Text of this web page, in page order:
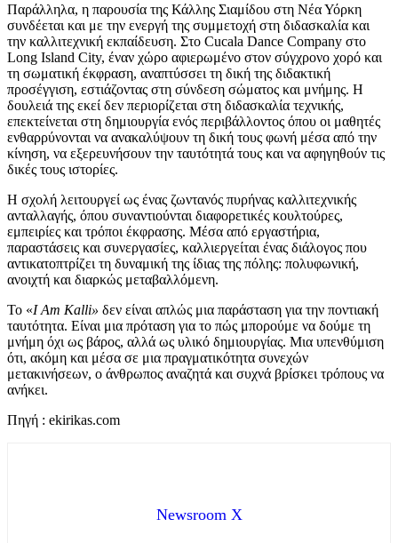
Παράλληλα, η παρουσία της Κάλλης Σιαμίδου στη Νέα Υόρκη
συνδέεται και με την ενεργή της συμμετοχή στη διδασκαλία και
την καλλιτεχνική εκπαίδευση. Στο Cucala Dance Company στο
Long Island City, έναν χώρο αφιερωμένο στον σύγχρονο χορό και
τη σωματική έκφραση, αναπτύσσει τη δική της διδακτική
προσέγγιση, εστιάζοντας στη σύνδεση σώματος και μνήμης. Η
δουλειά της εκεί δεν περιορίζεται στη διδασκαλία τεχνικής,
επεκτείνεται στη δημιουργία ενός περιβάλλοντος όπου οι μαθητές
ενθαρρύνονται να ανακαλύψουν τη δική τους φωνή μέσα από την
κίνηση, να εξερευνήσουν την ταυτότητά τους και να αφηγηθούν τις
δικές τους ιστορίες.
Η σχολή λειτουργεί ως ένας ζωντανός πυρήνας καλλιτεχνικής
ανταλλαγής, όπου συναντιούνται διαφορετικές κουλτούρες,
εμπειρίες και τρόποι έκφρασης. Μέσα από εργαστήρια,
παραστάσεις και συνεργασίες, καλλιεργείται ένας διάλογος που
αντικατοπτρίζει τη δυναμική της ίδιας της πόλης: πολυφωνική,
ανοιχτή και διαρκώς μεταβαλλόμενη.
Το «I Am Kalli» δεν είναι απλώς μια παράσταση για την ποντιακή
ταυτότητα. Είναι μια πρόταση για το πώς μπορούμε να δούμε τη
μνήμη όχι ως βάρος, αλλά ως υλικό δημιουργίας. Μια υπενθύμιση
ότι, ακόμη και μέσα σε μια πραγματικότητα συνεχών
μετακινήσεων, ο άνθρωπος αναζητά και συχνά βρίσκει τρόπους να
ανήκει.
Πηγή : ekirikas.com
Newsroom X